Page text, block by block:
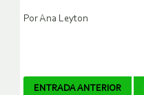
Por Ana Leyton
ENTRADA ANTERIOR